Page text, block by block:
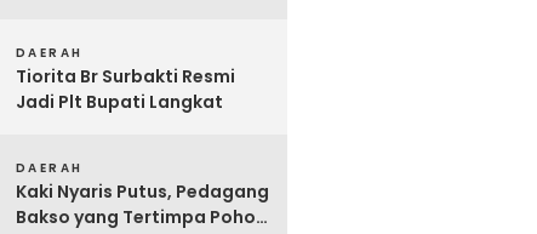
dan Budaya
DAERAH
Tiorita Br Surbakti Resmi
Jadi Plt Bupati Langkat
DAERAH
Kaki Nyaris Putus, Pedagang
Bakso yang Tertimpa Pohon